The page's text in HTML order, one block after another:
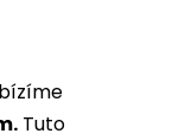
Tuto